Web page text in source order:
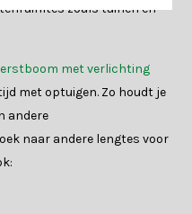
zoals tuinen en
met verlichting
met optuigen. Zo houdt je
andere
naar andere lengtes voor